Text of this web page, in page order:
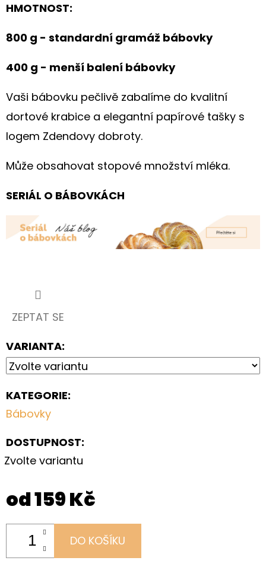
HMOTNOST:
800 g - standardní gramáž bábovky
400 g - menší balení bábovky
Vaši bábovku pečlivě zabalíme do kvalitní
dortové krabice a elegantní papírové tašky s
logem Zdendovy dobroty.
Může obsahovat stopové množství mléka.
SERIÁL O BÁBOVKÁCH
ZEPTAT SE
VARIANTA:
KATEGORIE:
Bábovky
DOSTUPNOST:
Zvolte variantu
od159 Kč
DO KOŠÍKU